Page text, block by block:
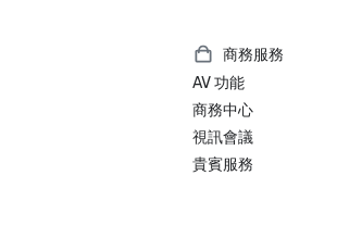
商務服務
AV 功能
商務中心
視訊會議
貴賓服務